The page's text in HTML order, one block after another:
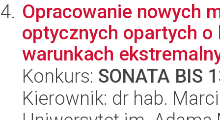
Opracowanie nowych
optycznych opartych o
warunkach
Konkurs: SONATA BIS
Kierownik: dr hab.